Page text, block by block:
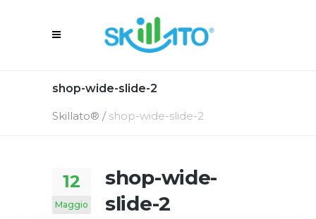
shop-wide-slide-2
Skillato® / shop-wide-slide-2
12
Maggio
shop-wide-
slide-2